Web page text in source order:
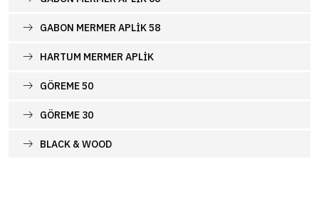
GABON MERMER APLİK 58
HARTUM MERMER APLİK
GÖREME 50
GÖREME 30
BLACK & WOOD